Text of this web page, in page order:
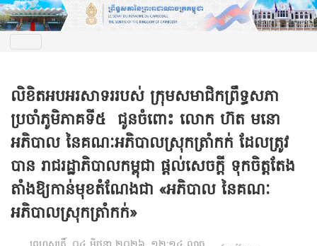
លិខិតអបអរសាទររបស់ ក្រុមសមាជិកព្រឹទ្ធសភា
ប្រចាំភូមិភាគទី៥ ជូនចំពោះ លោក ហ៊ត មនោ
អភិបាល នៃគណៈអភិបាលស្រុកត្រាំកក់ ដែលត្រូវ
បាន រាជរដ្ឋាភិបាលកម្ពុជា ផ្តល់សេចក្តី ទុកចិត្តតែង
តាំងឱ្យកាន់មុខតំណែងជា «អភិបាល នៃគណៈ
អភិបាលស្រុកត្រាំកក់»